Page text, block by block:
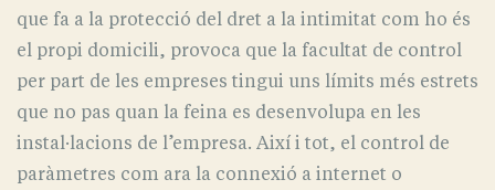
que fa a la protecció del dret a la intimitat com ho és
el propi domicili, provoca que la facultat de control
per part de les empreses tingui uns límits més estrets
que no pas quan la feina es desenvolupa en les
instal·lacions de l’empresa. Així i tot, el control de
paràmetres com ara la connexió a internet o